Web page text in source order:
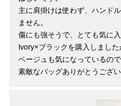
主に肩掛けは使わず、ハンド
ません。
傷にも強そうで、とても気に入
Ivory×ブラックを購入しまし
ベージュも気になっているの
素敵なバッグありがとうござい